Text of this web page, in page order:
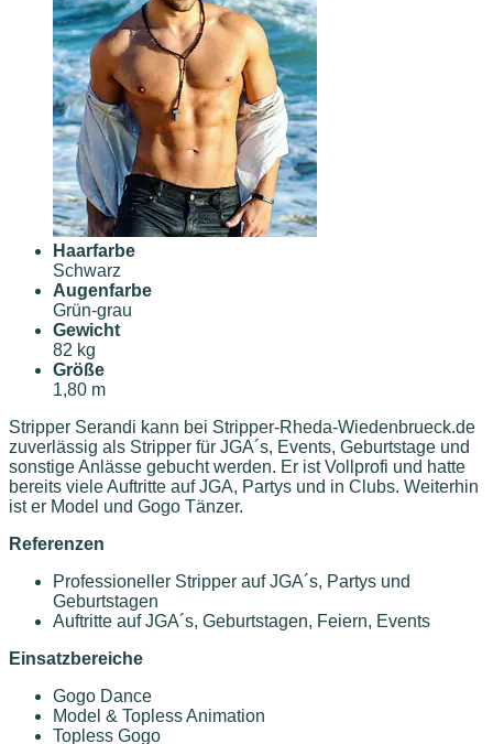
Haarfarbe
Schwarz
Augenfarbe
Grün-grau
Gewicht
82 kg
Größe
1,80 m
Stripper Serandi kann bei Stripper-Rheda-Wiedenbrueck.de
zuverlässig als Stripper für JGA´s, Events, Geburtstage und
sonstige Anlässe gebucht werden. Er ist Vollprofi und hatte
bereits viele Auftritte auf JGA, Partys und in Clubs. Weiterhin
ist er Model und Gogo Tänzer.
Referenzen
Professioneller Stripper auf JGA´s, Partys und
Geburtstagen
Auftritte auf JGA´s, Geburtstagen, Feiern, Events
Einsatzbereiche
Gogo Dance
Model & Topless Animation
Topless Gogo